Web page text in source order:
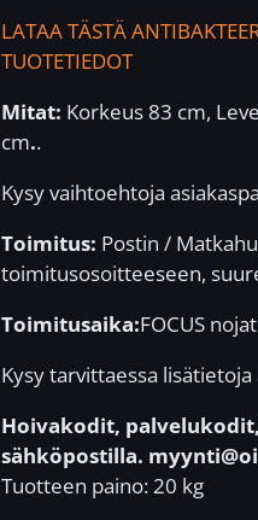
LATAA TÄSTÄ
TUOTETIEDOT
Mitat: Korkeus 83 cm,
cm..
Kysy vaihtoehtoja
Toimitus: Postin /
toimitusosoitteeseen,
Toimitusaika:FOCUS
Kysy tarvittaessa
Hoivakodit,
sähköpostilla.
Tuotteen paino: 20 kg